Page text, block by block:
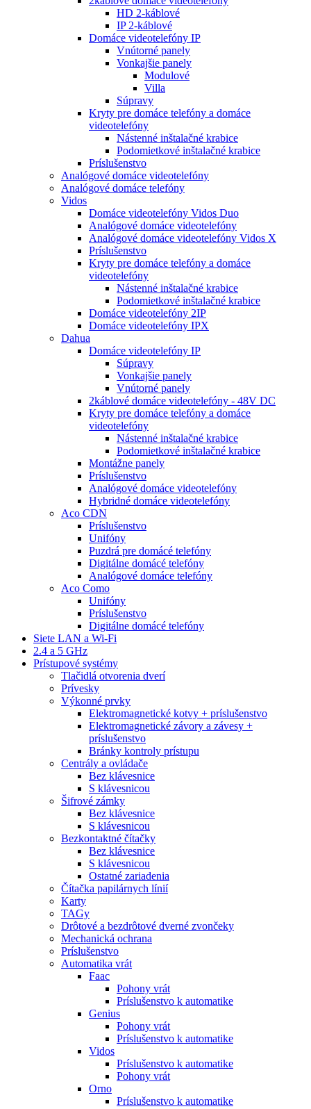
HD 2-káblové
IP 2-káblové
Domáce videotelefóny IP
Vnútorné panely
Vonkajšie panely
Modulové
Villa
Súpravy
Kryty pre domáce telefóny a domáce
videotelefóny
Nástenné inštalačné krabice
Podomietkové inštalačné krabice
Príslušenstvo
Analógové domáce videotelefóny
Analógové domáce telefóny
Vidos
Domáce videotelefóny Vidos Duo
Analógové domáce videotelefóny
Analógové domáce videotelefóny Vidos X
Príslušenstvo
Kryty pre domáce telefóny a domáce
videotelefóny
Nástenné inštalačné krabice
Podomietkové inštalačné krabice
Domáce videotelefóny 2IP
Domáce videotelefóny IPX
Dahua
Domáce videotelefóny IP
Súpravy
Vonkajšie panely
Vnútorné panely
2káblové domáce videotelefóny - 48V DC
Kryty pre domáce telefóny a domáce
videotelefóny
Nástenné inštalačné krabice
Podomietkové inštalačné krabice
Montážne panely
Príslušenstvo
Analógové domáce videotelefóny
Hybridné domáce videotelefóny
Aco CDN
Príslušenstvo
Unifóny
Puzdrá pre domácé telefóny
Digitálne domácé telefóny
Analógové domáce telefóny
Aco Como
Unifóny
Príslušenstvo
Digitálne domácé telefóny
Siete LAN a Wi-Fi
2.4 a 5 GHz
Prístupové systémy
Tlačidlá otvorenia dverí
Prívesky
Výkonné prvky
Elektromagnetické kotvy + príslušenstvo
Elektromagnetické závory a závesy +
príslušenstvo
Bránky kontroly prístupu
Centrály a ovládače
Bez klávesnice
S klávesnicou
Šifrové zámky
Bez klávesnice
S klávesnicou
Bezkontaktné čítačky
Bez klávesnice
S klávesnicou
Ostatné zariadenia
Čítačka papilárnych línií
Karty
TAGy
Drôtové a bezdrôtové dverné zvončeky
Mechanická ochrana
Príslušenstvo
Automatika vrát
Faac
Pohony vrát
Príslušenstvo k automatike
Genius
Pohony vrát
Príslušenstvo k automatike
Vidos
Príslušenstvo k automatike
Pohony vrát
Orno
Príslušenstvo k automatike